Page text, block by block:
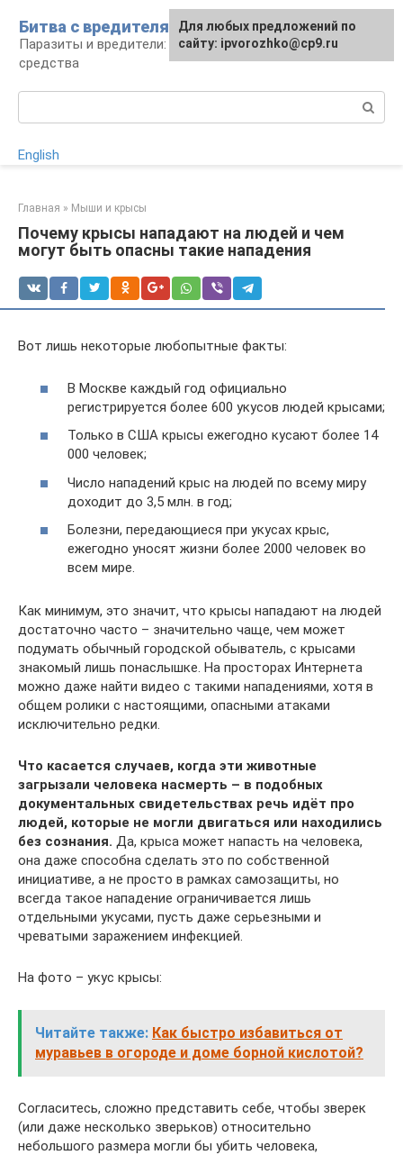
контенту
Битва с вредителями
Паразиты и вредители: виды, борьба,
средства
English
Главная » Мыши и крысы
Почему крысы нападают на людей и чем
могут быть опасны такие нападения
Вот лишь некоторые любопытные факты:
В Москве каждый год официально
регистрируется более 600 укусов людей крысами;
Только в США крысы ежегодно кусают более 14
000 человек;
Число нападений крыс на людей по всему миру
доходит до 3,5 млн. в год;
Болезни, передающиеся при укусах крыс,
ежегодно уносят жизни более 2000 человек во
всем мире.
Как минимум, это значит, что крысы нападают на людей
достаточно часто – значительно чаще, чем может
подумать обычный городской обыватель, с крысами
знакомый лишь понаслышке. На просторах Интернета
можно даже найти видео с такими нападениями, хотя в
общем ролики с настоящими, опасными атаками
исключительно редки.
Что касается случаев, когда эти животные
загрызали человека насмерть – в подобных
документальных свидетельствах речь идёт про
людей, которые не могли двигаться или находились
без сознания. Да, крыса может напасть на человека,
она даже способна сделать это по собственной
инициативе, а не просто в рамках самозащиты, но
всегда такое нападение ограничивается лишь
отдельными укусами, пусть даже серьезными и
чреватыми заражением инфекцией.
На фото – укус крысы:
Читайте также: Как быстро избавиться от
муравьев в огороде и доме борной кислотой?
Согласитесь, сложно представить себе, чтобы зверек
(или даже несколько зверьков) относительно
небольшого размера могли бы убить человека,
Для любых предложений по
сайту: ipvorozhko@cp9.ru